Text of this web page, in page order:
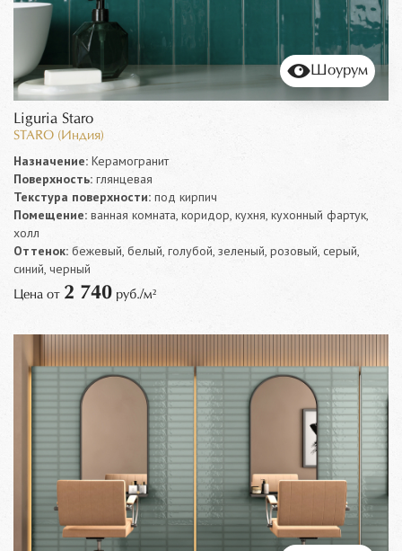
Шоурум
Liguria Staro
STARO (Индия)
Назначение: Керамогранит
Поверхность: глянцевая
Текстура поверхности: под кирпич
Помещение: ванная комната, коридор, кухня, кухонный фартук,
холл
Оттенок: бежевый, белый, голубой, зеленый, розовый, серый,
синий, черный
Цена от 2 740 руб./м²